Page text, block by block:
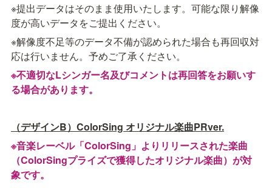
※提出データはそのまま使用いたします。可能な限り解像
度が高いデータをご提出ください。
※解像度不足等のデータ不備が認められた場合も再回収対
応は行いません。予めご了承ください。
※不適切なLシンガー名及びコメントは再回答をお願いす
る場合があります。
（デザインB）ColorSing オリジナル楽曲PRver.
※音楽レーベル「ColorSing」よりリリースされた楽曲
（ColorSingプライズで獲得したオリジナル楽曲）が対
象です。